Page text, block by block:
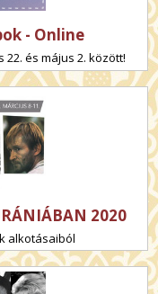
- Online
22. és május 2. között!
2020
alkotásaiból